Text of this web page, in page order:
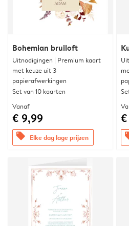
Bohemian bruiloft
Uitnodigingen | Premium kaart
met keuze uit 3
papierafwerkingen
Set van 10 kaarten
Vanaf
€ 9,99
offers Elke dag lage prijzen
€